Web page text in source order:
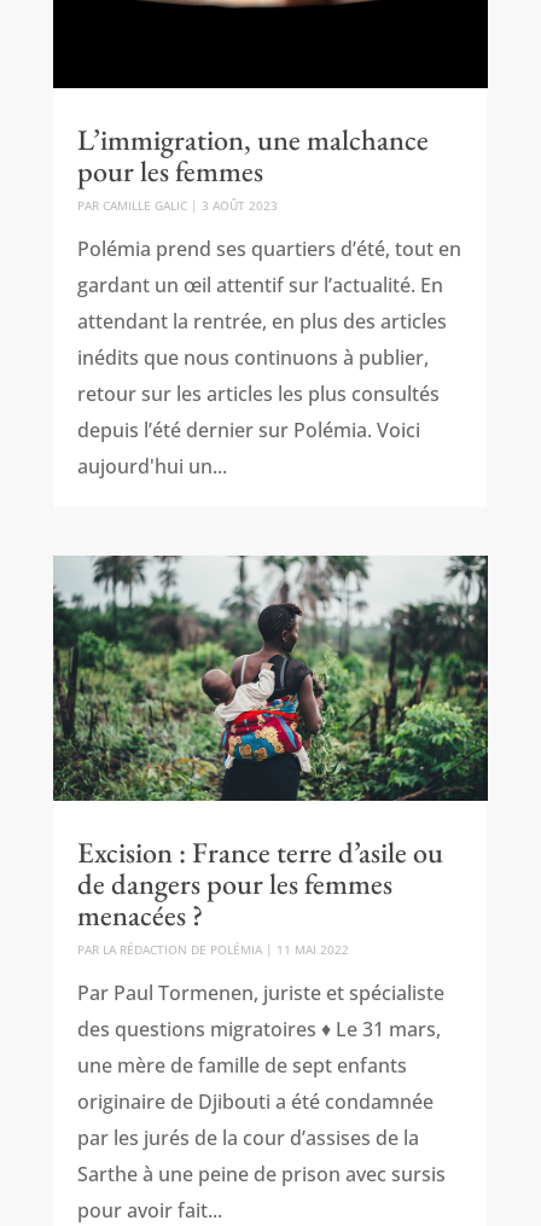
L’immigration, une malchance
pour les femmes
PAR CAMILLE GALIC| 3 AOÛT 2023
Polémia prend ses quartiers d’été, tout en
gardant un œil attentif sur l’actualité. En
attendant la rentrée, en plus des articles
inédits que nous continuons à publier,
retour sur les articles les plus consultés
depuis l’été dernier sur Polémia. Voici
aujourd'hui un...
Excision : France terre d’asile ou
de dangers pour les femmes
menacées ?
PAR LA RÉDACTION DE POLÉMIA| 11 MAI 2022
Par Paul Tormenen, juriste et spécialiste
des questions migratoires ♦ Le 31 mars,
une mère de famille de sept enfants
originaire de Djibouti a été condamnée
par les jurés de la cour d’assises de la
Sarthe à une peine de prison avec sursis
pour avoir fait...